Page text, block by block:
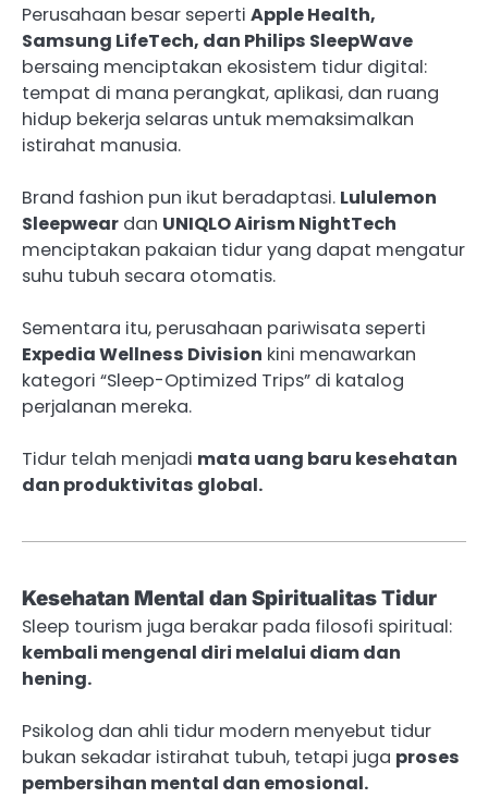
Perusahaan besar seperti Apple Health,
Samsung LifeTech, dan Philips SleepWave
bersaing menciptakan ekosistem tidur digital:
tempat di mana perangkat, aplikasi, dan ruang
hidup bekerja selaras untuk memaksimalkan
istirahat manusia.
Brand fashion pun ikut beradaptasi. Lululemon
Sleepwear dan UNIQLO Airism NightTech
menciptakan pakaian tidur yang dapat mengatur
suhu tubuh secara otomatis.
Sementara itu, perusahaan pariwisata seperti
Expedia Wellness Division kini menawarkan
kategori “Sleep-Optimized Trips” di katalog
perjalanan mereka.
Tidur telah menjadi mata uang baru kesehatan
dan produktivitas global.
Kesehatan Mental dan Spiritualitas Tidur
Sleep tourism juga berakar pada filosofi spiritual:
kembali mengenal diri melalui diam dan
hening.
Psikolog dan ahli tidur modern menyebut tidur
bukan sekadar istirahat tubuh, tetapi juga proses
pembersihan mental dan emosional.